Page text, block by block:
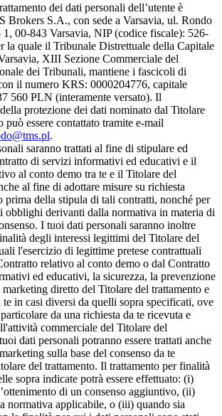
dei dati personali dell’utente è
S.A., con sede a Varsavia, ul. Rondo
1, 00-843 Varsavia, NIP (codice fiscale): 526-
la quale il Tribunale Distrettuale della Capitale
XIII Sezione Commerciale del
dei Tribunali, mantiene i fascicoli di
il numero KRS: 0000204776, capitale
560 PLN (interamente versato). Il
protezione dei dati nominato dal Titolare
può essere contattato tramite e-mail
.
saranno trattati al fine di stipulare ed
di servizi informativi ed educativi e il
al conto demo tra te e il Titolare del
al fine di adottare misure su richiesta
prima della stipula di tali contratti, nonché per
obblighi derivanti dalla normativa in materia di
I tuoi dati personali saranno inoltre
degli interessi legittimi del Titolare del
l'esercizio di legittime pretese contrattuali
relativo al conto demo o dal Contratto
ed educativi, la sicurezza, la prevenzione
diretto del Titolare del trattamento e
in casi diversi da quelli sopra specificati, ove
da una richiesta da te ricevuta e
commerciale del Titolare del
dati personali potranno essere trattati anche
sulla base del consenso da te
del trattamento. Il trattamento per finalità
sopra indicate potrà essere effettuato: (i)
di un consenso aggiuntivo, (ii)
normativa applicabile, o (iii) quando sia